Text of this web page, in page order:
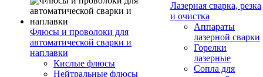
Флюсы и проволоки для
автоматической сварки и
наплавки
Кислые флюсы
Нейтральные флюсы
Лазерная сварка, резка
и очистка
Аппараты
лазерной сварки
Горелки
лазерные
Сопла для